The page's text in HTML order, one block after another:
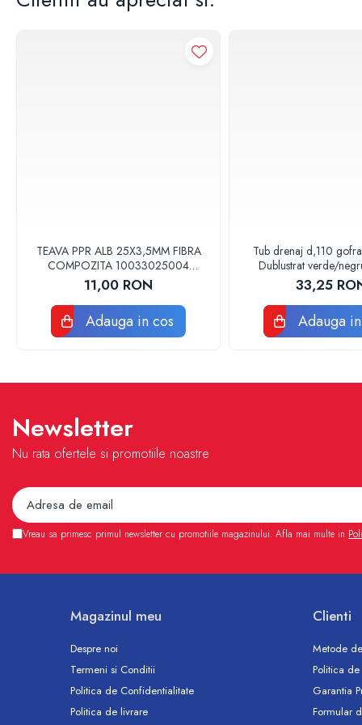
Chiuvete Bucatarie
Accesorii chiuvete si lavoare
Obiecte sanitare persoane cu
dizabilitati
Vase WC
Rezervoare, rame WC incastrate si
clapete
Clapete rezervoare si accesorii
Climatizare
Ventiloconvectoare
Aer conditionat Monosplit
Aer conditionat Multisplit
Accesorii aer conditionat si ventilatie
Aer conditionat portabil
Filtrare aer
TEAVA PPR ALB 25X3,5MM FIBRA
COMPOZITA 10033025004
VALDUOTHERM VALROM
11,00 RON
Adauga in cos
Tub drenaj d,110
Dublustrat verde/
Drainkit
33,25
Adauga
Newsletter
Nu rata ofertele si promotiile noastre
Vreau sa primesc primul newsletter cu promotiile magazinului. Afla mai multe in
Magazinul meu
Despre noi
Termeni si Conditii
Politica de Confidentialitate
Politica de livrare
Clienti
Metode
Politica de
Garantia
Formular